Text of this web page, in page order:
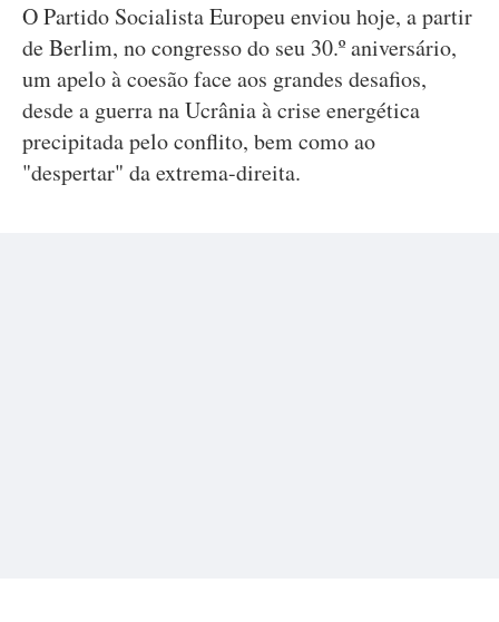
O Partido Socialista Europeu enviou hoje, a partir
de Berlim, no congresso do seu 30.º aniversário,
um apelo à coesão face aos grandes desafios,
desde a guerra na Ucrânia à crise energética
precipitada pelo conflito, bem como ao
"despertar" da extrema-direita.